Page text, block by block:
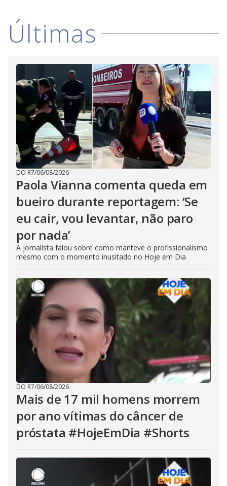
d
e
o
Últimas
DO R7/06/08/2026
Paola Vianna comenta queda em
bueiro durante reportagem: ‘Se
eu cair, vou levantar, não paro
por nada’
A jornalista falou sobre como manteve o profissionalismo
mesmo com o momento inusitado no Hoje em Dia
DO R7/06/08/2026
Mais de 17 mil homens morrem
por ano vítimas do câncer de
próstata #HojeEmDia #Shorts